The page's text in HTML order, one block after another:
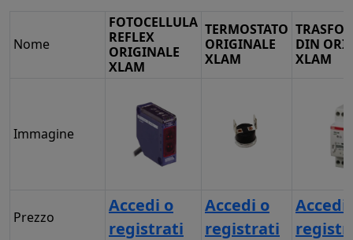
Nome
FOTOCELLULA
REFLEX
ORIGINALE
XLAM
TERMOSTATO
ORIGINALE
XLAM
DIN
XLAM
Immagine
Prezzo
Accedi o
registrati
Accedi o
registrati
Accedi